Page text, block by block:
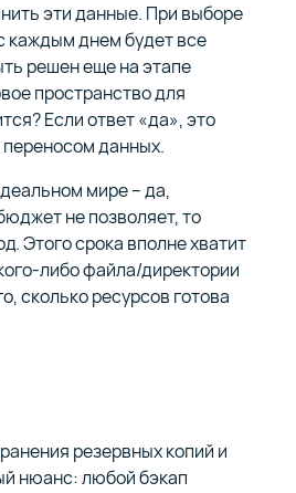
эти данные. При выборе
каждым днем будет все
решен еще на этапе
пространство для
Если ответ «да», это
данных.
мире – да,
не позволяет, то
Этого срока вполне хватит
либо файла/директории
сколько ресурсов готова
резервных копий и
нюанс: любой бэкап